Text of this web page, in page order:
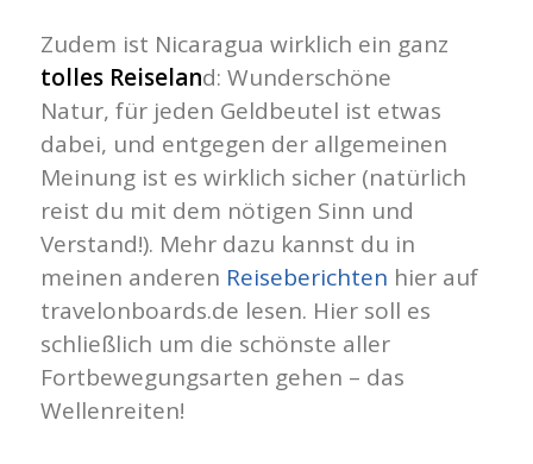
Zudem ist Nicaragua wirklich ein ganz
tolles Reiseland: Wunderschöne
Natur, für jeden Geldbeutel ist etwas
dabei, und entgegen der allgemeinen
Meinung ist es wirklich sicher (natürlich
reist du mit dem nötigen Sinn und
Verstand!). Mehr dazu kannst du in
meinen anderen Reiseberichten hier auf
travelonboards.de lesen. Hier soll es
schließlich um die schönste aller
Fortbewegungsarten gehen – das
Wellenreiten!